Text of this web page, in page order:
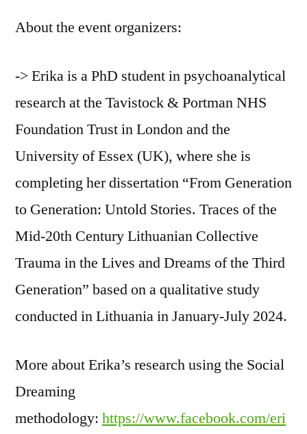
About the event organizers:
-> Erika is a PhD student in psychoanalytical
research at the Tavistock & Portman NHS
Foundation Trust in London and the
University of Essex (UK), where she is
completing her dissertation “From Generation
to Generation: Untold Stories. Traces of the
Mid-20th Century Lithuanian Collective
Trauma in the Lives and Dreams of the Third
Generation” based on a qualitative study
conducted in Lithuania in January-July 2024.
More about Erika’s research using the Social
Dreaming
methodology: https://www.facebook.com/eri